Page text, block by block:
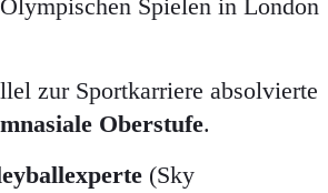
Spielen in London
zur Sportkarriere absolvierte
Oberstufe.
(Sky